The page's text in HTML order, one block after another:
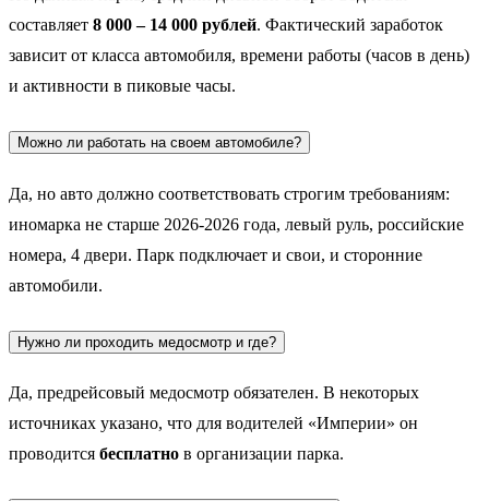
составляет 8 000 – 14 000 рублей. Фактический заработок
зависит от класса автомобиля, времени работы (часов в день)
и активности в пиковые часы.
Можно ли работать на своем автомобиле?
Да, но авто должно соответствовать строгим требованиям:
иномарка не старше 2026-2026 года, левый руль, российские
номера, 4 двери. Парк подключает и свои, и сторонние
автомобили.
Нужно ли проходить медосмотр и где?
Да, предрейсовый медосмотр обязателен. В некоторых
источниках указано, что для водителей «Империи» он
проводится бесплатно в организации парка.